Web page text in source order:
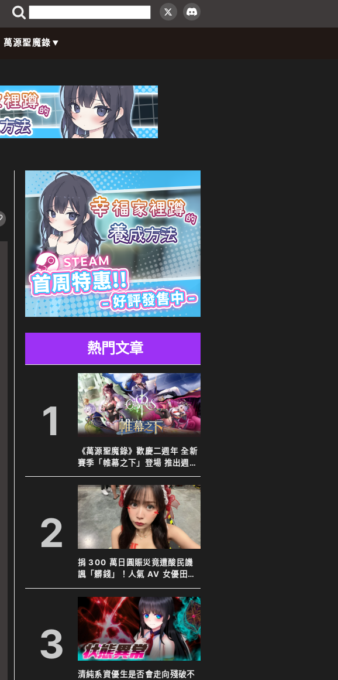
萬源聖魔錄
熱門文章
1
《萬源聖魔錄》歡慶二週年 全新
賽季「帷幕之下」登場 推出週年
特別活動以及限定英雄「上官靖
兒」
2
捐 300 萬日圓賑災竟遭酸民譏
諷「髒錢」！人氣 AV 女優田野
憂霸氣反擊表示善意不分貴賤
3
清純系資優生是否會走向殘破不